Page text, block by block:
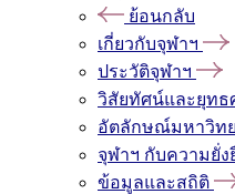
ย้อนกลับ
เกี่ยวกับจุฬาฯ
ประวัติจุฬาฯ
วิสัยทัศน์และยุทธ
อัตลักษณ์มหาวิท
จุฬาฯ กับความยั่ง
ข้อมูลและสถิติ